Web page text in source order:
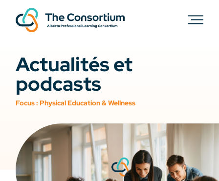
Actualités et
podcasts
Focus : Physical Education & Wellness